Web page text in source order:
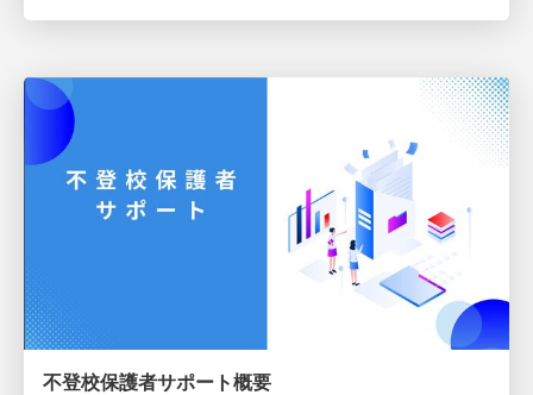
不登校保護者サポート概要